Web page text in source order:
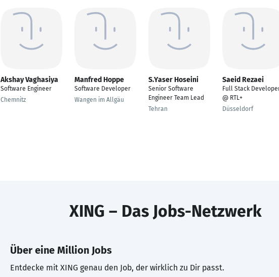
Akshay Vaghasiya
Software Engineer
Chemnitz
Manfred Hoppe
Software Developer
Wangen im Allgäu
S.Yaser Hoseini
Senior Software
Engineer Team Lead
Tehran
Saeid Rezaei
Full Stack
@ RTL+
Düsseldorf
XING – Das Jobs-Netzwerk
Über eine Million Jobs
Entdecke mit XING genau den Job, der wirklich zu Dir passt.